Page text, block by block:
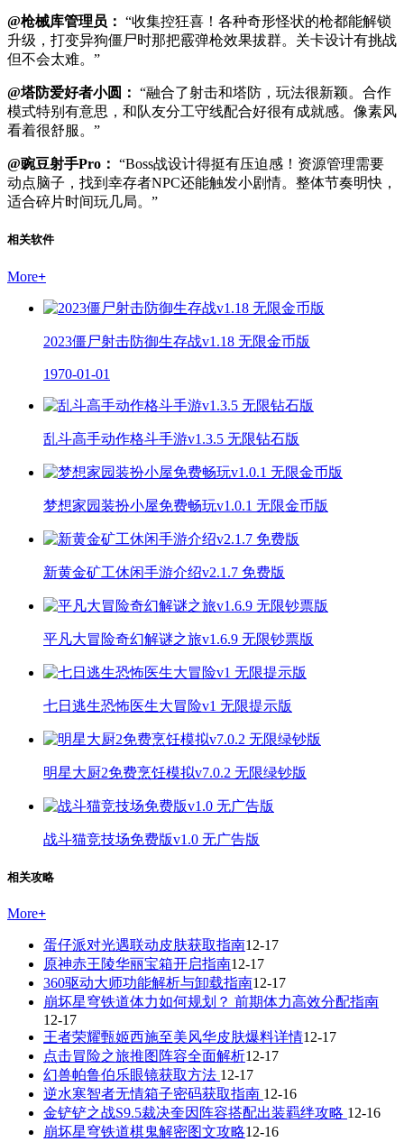
@枪械库管理员： “收集控狂喜！各种奇形怪状的枪都能解锁
升级，打变异狗僵尸时那把霰弹枪效果拔群。关卡设计有挑战
但不会太难。”
@塔防爱好者小圆： “融合了射击和塔防，玩法很新颖。合作
模式特别有意思，和队友分工守线配合好很有成就感。像素风
看着很舒服。”
@豌豆射手Pro： “Boss战设计得挺有压迫感！资源管理需要
动点脑子，找到幸存者NPC还能触发小剧情。整体节奏明快，
适合碎片时间玩几局。”
相关软件
More+
2023僵尸射击防御生存战v1.18 无限金币版
1970-01-01
乱斗高手动作格斗手游v1.3.5 无限钻石版
梦想家园装扮小屋免费畅玩v1.0.1 无限金币版
新黄金矿工休闲手游介绍v2.1.7 免费版
平凡大冒险奇幻解谜之旅v1.6.9 无限钞票版
七日逃生恐怖医生大冒险v1 无限提示版
明星大厨2免费烹饪模拟v7.0.2 无限绿钞版
战斗猫竞技场免费版v1.0 无广告版
相关攻略
More+
蛋仔派对光遇联动皮肤获取指南12-17
原神赤王陵华丽宝箱开启指南12-17
360驱动大师功能解析与卸载指南12-17
崩坏星穹铁道体力如何规划？ 前期体力高效分配指南
12-17
王者荣耀甄姬西施至美风华皮肤爆料详情12-17
点击冒险之旅推图阵容全面解析12-17
幻兽帕鲁伯乐眼镜获取方法 12-17
逆水寒智者无情箱子密码获取指南 12-16
金铲铲之战S9.5裁决奎因阵容搭配出装羁绊攻略 12-16
崩坏星穹铁道棋鬼解密图文攻略12-16